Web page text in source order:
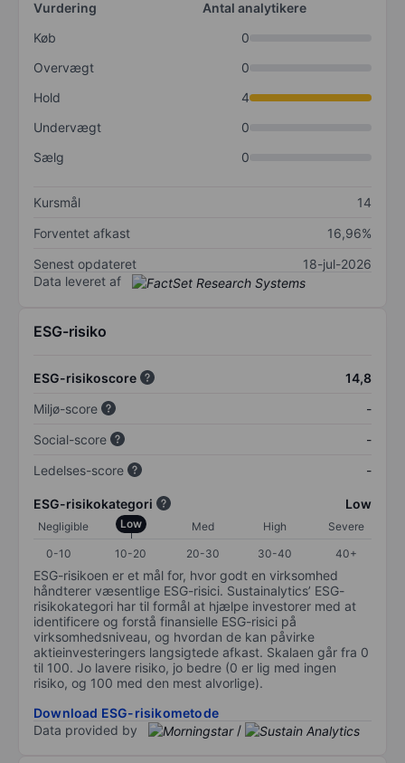
Vurdering
Antal analytikere
Køb
0
Overvægt
0
Hold
4
Undervægt
0
Sælg
0
Kursmål
14
Forventet afkast
16,96%
Senest opdateret
18-jul-2026
Data leveret af
ESG-risiko
ESG-risikoscore
14,8
Miljø-score
-
Social-score
-
Ledelses-score
-
ESG-risikokategori Low
Negligible Low Med High
Severe
0-10
10-20 20-30 30-40 40+
ESG-risikoen er et mål for, hvor godt en virksomhed
håndterer væsentlige ESG-risici. Sustainalytics’ ESG-
risikokategori har til formål at hjælpe investorer med at
identificere og forstå finansielle ESG-risici på
virksomhedsniveau, og hvordan de kan påvirke
aktieinvesteringers langsigtede afkast. Skalaen går fra 0
til 100. Jo lavere risiko, jo bedre (0 er lig med ingen
risiko, og 100 med den mest alvorlige).
Download ESG-risikometode
Data provided by
/